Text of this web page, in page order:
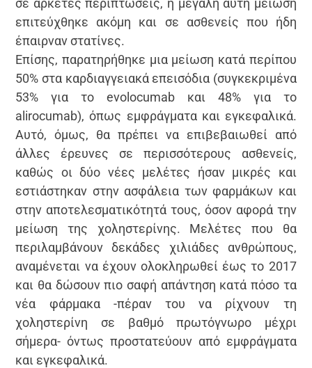
σε αρκετές περιπτώσεις, η μεγάλη αυτή μείωση
επιτεύχθηκε ακόμη και σε ασθενείς που ήδη
έπαιρναν στατίνες.
Επίσης, παρατηρήθηκε μια μείωση κατά περίπου
50% στα καρδιαγγειακά επεισόδια (συγκεκριμένα
53% για το evolocumab και 48% για το
alirocumab), όπως εμφράγματα και εγκεφαλικά.
Αυτό, όμως, θα πρέπει να επιβεβαιωθεί από
άλλες έρευνες σε περισσότερους ασθενείς,
καθώς οι δύο νέες μελέτες ήσαν μικρές και
εστιάστηκαν στην ασφάλεια των φαρμάκων και
στην αποτελεσματικότητά τους, όσον αφορά την
μείωση της χοληστερίνης. Μελέτες που θα
περιλαμβάνουν δεκάδες χιλιάδες ανθρώπους,
αναμένεται να έχουν ολοκληρωθεί έως το 2017
και θα δώσουν πιο σαφή απάντηση κατά πόσο τα
νέα φάρμακα -πέραν του να ρίχνουν τη
χοληστερίνη σε βαθμό πρωτόγνωρο μέχρι
σήμερα- όντως προστατεύουν από εμφράγματα
και εγκεφαλικά.